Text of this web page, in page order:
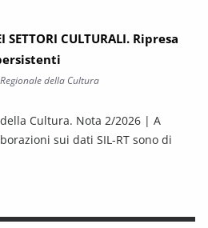
SETTORI CULTURALI. Ripresa
della Cultura
Cultura. Nota 2/2026 | A
sui dati SIL-RT sono di
CULTURALI. Ripresa selettiva e